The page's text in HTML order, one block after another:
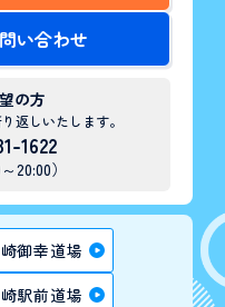
い合わせ
の方
返しいたします。
1622
20:00）
御幸道場
駅前道場